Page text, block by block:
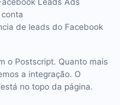
de leads do Facebook
o Postscript. Quanto mais
a integração. O
no topo da página.